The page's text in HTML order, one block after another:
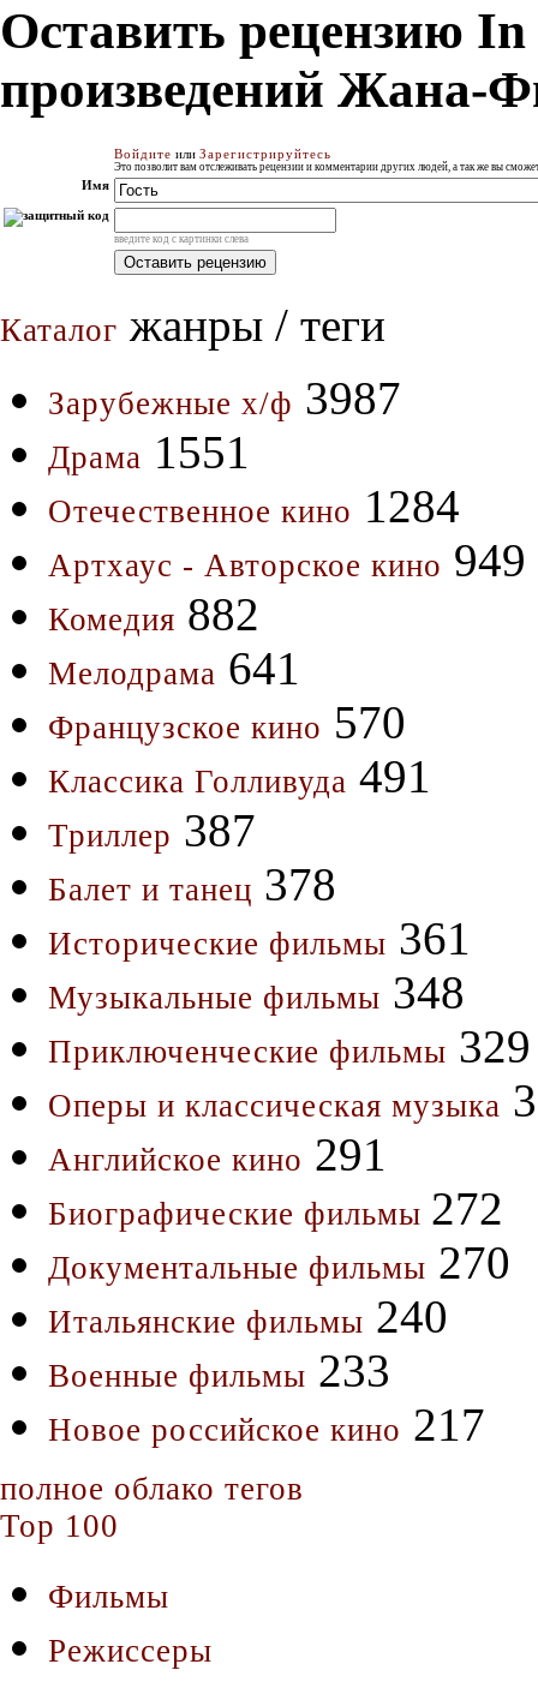
Оставить рецензию
произведений Жана-
Войдите или Зарегистрируйтесь
Это позволит вам отслеживать рецензии и комментарии других людей, а так же вы
Имя
введите код с картинки слева
Каталог жанры / теги
Зарубежные х/ф 3987
Драма 1551
Отечественное кино 1284
Артхаус - Авторское кино 949
Комедия 882
Мелодрама 641
Французское кино 570
Классика Голливуда 491
Триллер 387
Балет и танец 378
Исторические фильмы 361
Музыкальные фильмы 348
Приключенческие фильмы 329
Оперы и классическая музыка
Английское кино 291
Биографические фильмы 272
Документальные фильмы 270
Итальянские фильмы 240
Военные фильмы 233
Новое российское кино 217
полное облако тегов
Top 100
Фильмы
Режиссеры